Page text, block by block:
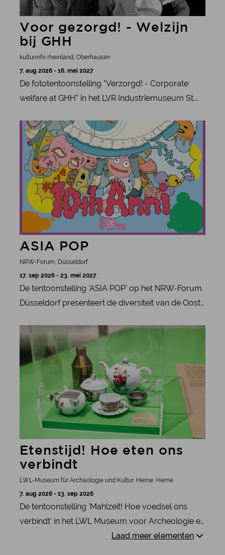
Voor gezorgd! - Welzijn
bij GHH
kulturinfo rheinland, Oberhausen
7. aug 2026 - 16. mei 2027
De fototentoonstelling "Verzorgd! - Corporate
welfare at GHH" in het LVR Industriemuseum St.
verantwoordelijkheid in de industriële
geschiedenis van het Ruhrgebied.
ASIA POP
NRW-Forum, Düsseldorf
17. sep 2026 - 23. mei 2027
De tentoonstelling 'ASIA POP' op het NRW-Forum
Düsseldorf presenteert de diversiteit van de Oost-
tentoonstellingsstukken vanaf 18 september 2026.
meer informatie
Etenstijd! Hoe eten ons
verbindt
LWL-Museum für Archäologie und Kultur, Herne, Herne
7. aug 2026 - 13. sep 2026
De tentoonstelling 'Mahlzeit! Hoe voedsel ons
verbindt' in het LWL Museum voor Archeologie en
Cultuur in Herne verkent de culturele
Laad meer elementen